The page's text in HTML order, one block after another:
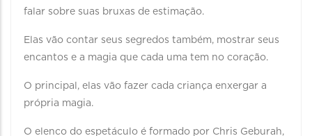
falar sobre suas bruxas de estimação.
Elas vão contar seus segredos também, mostrar seus
encantos e a magia que cada uma tem no coração.
O principal, elas vão fazer cada criança enxergar a
própria magia.
O elenco do espetáculo é formado por Chris Geburah,